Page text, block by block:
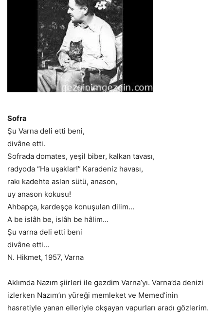
Sofra
Şu Varna deli etti beni,
divâne etti.
Sofrada domates, yeşil biber, kalkan tavası,
radyoda “Ha uşaklar!” Karadeniz havası,
rakı kadehte aslan sütü, anason,
uy anason kokusu!
Ahbapça, kardeşçe konuşulan dilim…
A be islâh be, islâh be hâlim…
Şu varna deli etti beni
divâne etti…
N. Hikmet, 1957, Varna
Aklımda Nazım şiirleri ile gezdim Varna’yı. Varna’da denizi
izlerken Nazım’ın yüreği memleket ve Memed’inin
hasretiyle yanan elleriyle okşayan vapurları aradı gözlerim.